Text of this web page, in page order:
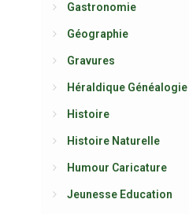
Gastronomie
Géographie
Gravures
Héraldique Généalogie
Histoire
Histoire Naturelle
Humour Caricature
Jeunesse Education